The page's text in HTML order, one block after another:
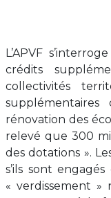
L’APVF
crédits
collectivités
rénovation des
relevé que 300
des dotations ».
s’ils sont
« verdissement